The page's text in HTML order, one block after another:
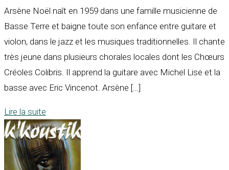
Arsène Noël naît en 1959 dans une famille musicienne de
Basse Terre et baigne toute son enfance entre guitare et
violon, dans le jazz et les musiques traditionnelles. Il chante
très jeune dans plusieurs chorales locales dont les Chœurs
Créoles Colibris. Il apprend la guitare avec Michel Lise et la
basse avec Eric Vincenot. Arsène […]
Lire la suite